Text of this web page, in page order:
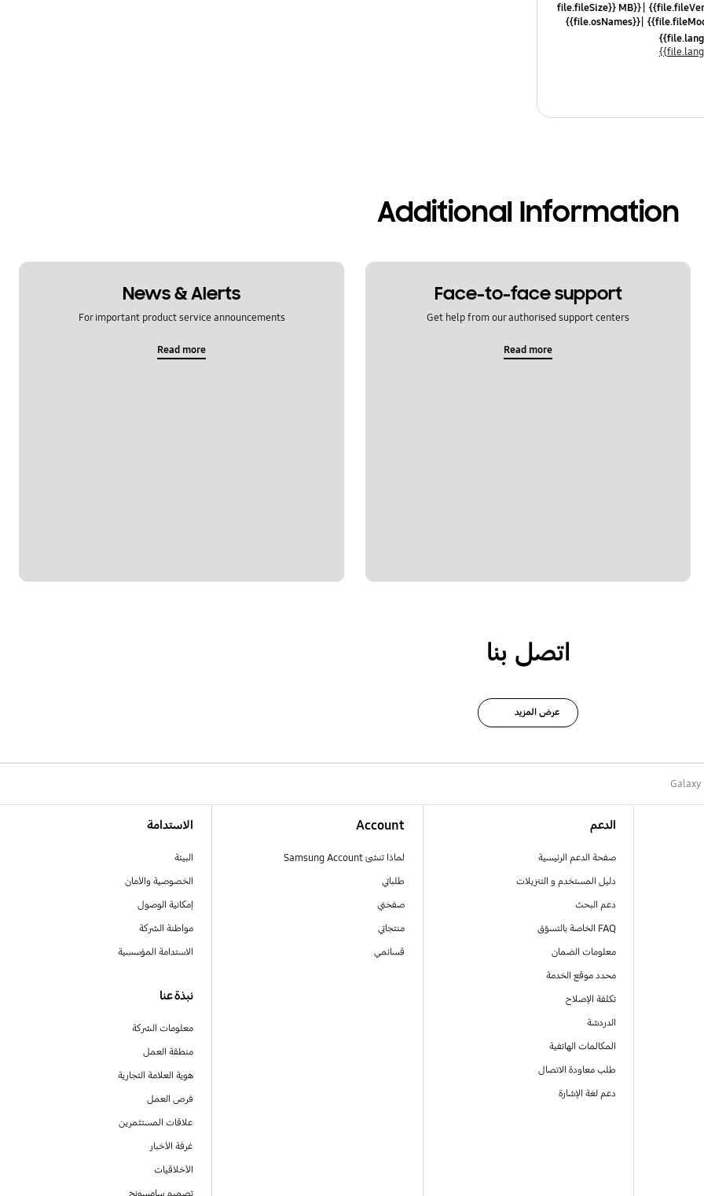
{{file.fileSize}} MB
{{file.osNames}}
Additional Information
Face-to-face support
Get help from our authorised support centers
Read more
News & Alerts
For important product service announcements
Read more
اتصل بنا
عرض المزيد
Galaxy
الدعم
صفحة الدعم الرئيسية
دليل المستخدم و التنزيلات
دعم البحث
FAQ الخاصة بالتسوّق
معلومات الضمان
محدد موقع الخدمة
تكلفة الإصلاح
الدردشة
المكالمات الهاتفية
طلب معاودة الاتصال
دعم لغة الإشارة
Account
لماذا تنشئ Samsung Account
طلباتي
صفحتي
منتجاتي
قسائمي
الاستدامة
البيئة
الخصوصية والأمان
إمكانية الوصول
مواطنة الشركة
الاستدامة المؤسسية
نبذة عنا
معلومات الشركة
منطقة العمل
هوية العلامة التجارية
فرص العمل
علاقات المستثمرين
غرفة الأخبار
الأخلاقيات